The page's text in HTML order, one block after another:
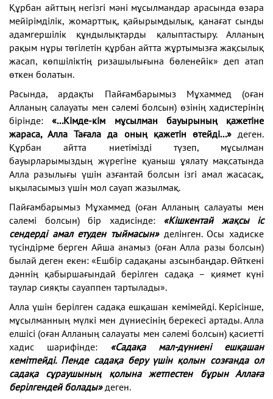
Құрбан айттың негізгі мәні мұсылмандар арасында өзара
мейірімділік, жомарттық, қайырымдылық, қанағат сынды
адамгершілік құндылықтарды қалыптастыру. Алланың
рақым нұры төгілетін құрбан айтта жұртымызға жақсылық
жасап, көпшіліктің ризашылығына бөленейік» деп атап
өткен болатын.
Расында, ардақты Пайғамбарымыз Мұхаммед (оған
Алланың салауаты мен сәлемі болсын) өзінің хадистерінің
бірінде:«...Кімде-кім мұсылман бауырының қажетіне
жараса, Алла Тағала да оның қажетін өтейді...»деген.
Құрбан айтта ниетімізді түзеп, мұсылман
бауырларымыздың жүрегіне қуаныш ұялату мақсатында
Алла разылығы үшін азғантай болсын ізгі амал жасасақ,
ықыласымыз үшін мол сауап жазылмақ.
Пайғамбарымыз Мұхаммед (оған Алланың салауаты мен
сәлемі болсын) бір хадисінде: «Кішкентай жақсы іс
сендерді амал етуден тыймасын»делінген. Осы хадиске
түсіндірме берген Айша анамыз (оған Алла разы болсын)
былай деген екен: «Ешбір садақаны азсынбаңдар. Өйткені
дәннің қабыршағындай берілген садақа – қиямет күні
таулар сияқты сауаппен тартылады».
Алла үшін берілген садақа ешқашан кемімейді. Керісінше,
мұсылманның мүлкі мен дүниесінің берекесі артады. Алла
елшісі (оған Алланың салауаты мен сәлемі болсын) қасиетті
хадис шарифінде: «Садақа мал-дүниені ешқашан
кемітпейді. Пенде садақа беру үшін қолын созғанда ол
садақа сұраушының қолына жетпестен бұрын Аллаға
берілгендей болады»деген.